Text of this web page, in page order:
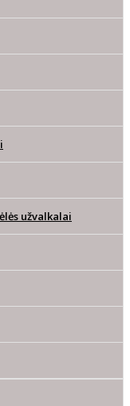
užvalkalai